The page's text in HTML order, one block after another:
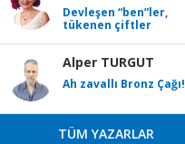
Devleşen “ben”ler,
tükenen çiftler
Alper TURGUT
Ah zavallı Bronz Çağı!
TÜM YAZARLAR